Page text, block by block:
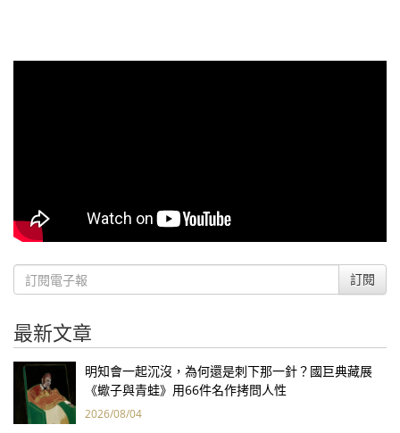
訂閱
最新文章
明知會一起沉沒，為何還是刺下那一針？國巨典藏展
《蠍子與青蛙》用66件名作拷問人性
2026/08/04